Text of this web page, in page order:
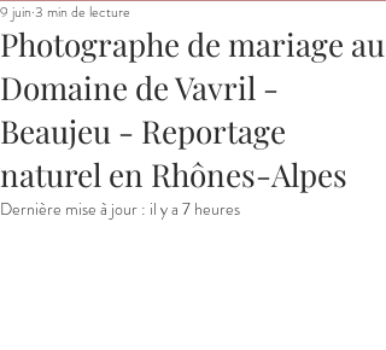
Photographe de mariage au
Domaine de Vavril -
Beaujeu - Reportage
naturel en Rhônes-Alpes
9 juin 3 min de lecture
Dernière mise à jour : il y a 7 heures